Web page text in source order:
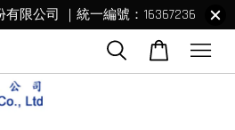
限公司 ｜統一編號：16367236